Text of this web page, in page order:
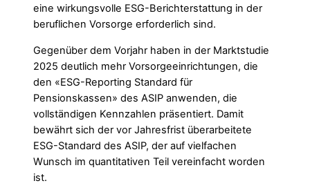
eine wirkungsvolle ESG-Berichterstattung in der
beruflichen Vorsorge erforderlich sind.
Gegenüber dem Vorjahr haben in der Marktstudie
2025 deutlich mehr Vorsorgeeinrichtungen, die
den «ESG-Reporting Standard für
Pensionskassen» des ASIP anwenden, die
vollständigen Kennzahlen präsentiert. Damit
bewährt sich der vor Jahresfrist überarbeitete
ESG-Standard des ASIP, der auf vielfachen
Wunsch im quantitativen Teil vereinfacht worden
ist.